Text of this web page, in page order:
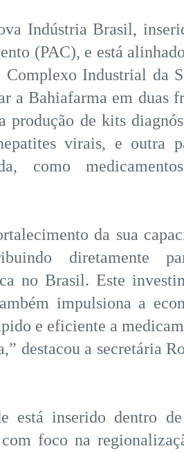
Indústria Brasil,
(PAC), e está
Industrial da
a Bahiafarma em duas
produção de kits
virais, e outra
como
da sua
diretamente
no Brasil. Este
impulsiona a
e eficiente a
destacou a secretária
está inserido dentro
foco na